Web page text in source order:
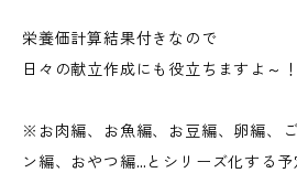
栄養価計算結果付きなので
日々の献立作成にも役立ちますよ～！
※お肉編、お魚編、お豆編、卵編、
ン編、おやつ編…とシリーズ化する予